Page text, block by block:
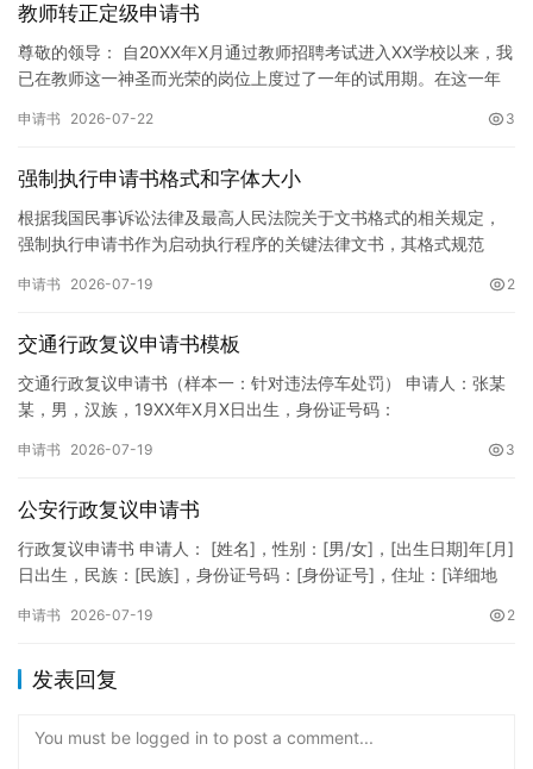
教师转正定级申请书
尊敬的领导： 自20XX年X月通过教师招聘考试进入XX学校以来，我
已在教师这一神圣而光荣的岗位上度过了一年的试用期。在这一年
申请书 2026-07-22 3
强制执行申请书格式和字体大小
根据我国民事诉讼法律及最高人民法院关于文书格式的相关规定，
强制执行申请书作为启动执行程序的关键法律文书，其格式规范
纸张与…
申请书 2026-07-19 2
交通行政复议申请书模板
交通行政复议申请书（样本一：针对违法停车处罚） 申请人：张某
某，男，汉族，19XX年X月X日出生，身份证号码：
申请书 2026-07-19 3
公安行政复议申请书
行政复议申请书 申请人： [姓名]，性别：[男/女]，[出生日期]年[月]
日出生，民族：[民族]，身份证号码：[身份证号]，住址：[详细地
申请书 2026-07-19 2
发表回复
You must be logged in to post a comment...